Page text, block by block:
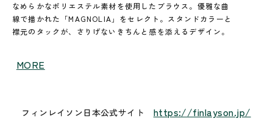
なめらかなポリエステル素材を使用したブラウス。優雅な曲
線で描かれた「MAGNOLIA」をセレクト。スタンドカラーと
襟元のタックが、さりげないきちんと感を添えるデザイン。
MORE
フィンレイソン日本公式サイト https://finlayson.jp/